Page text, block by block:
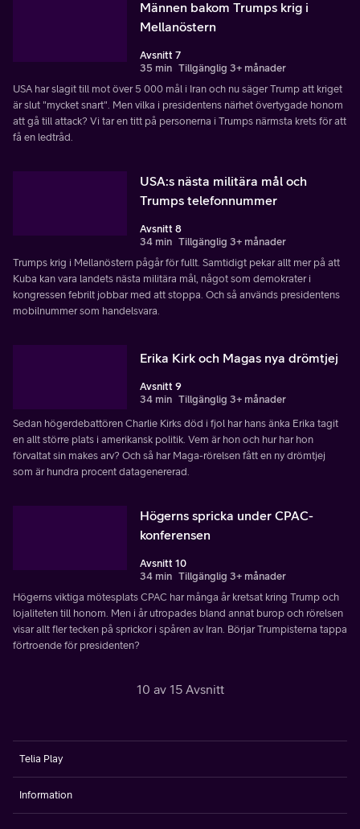
Männen bakom Trumps krig i
Mellanöstern
Avsnitt 7
35 min Tillgänglig 3+ månader
USA har slagit till mot över 5 000 mål i Iran och nu säger Trump att kriget
är slut "mycket snart". Men vilka i presidentens närhet övertygade honom
att gå till attack? Vi tar en titt på personerna i Trumps närmsta krets för att
få en ledtråd.
USA:s nästa militära mål och
Trumps telefonnummer
Avsnitt 8
34 min Tillgänglig 3+ månader
Trumps krig i Mellanöstern pågår för fullt. Samtidigt pekar allt mer på att
Kuba kan vara landets nästa militära mål, något som demokrater i
kongressen febrilt jobbar med att stoppa. Och så används presidentens
mobilnummer som handelsvara.
Erika Kirk och Magas nya drömtjej
Avsnitt 9
34 min Tillgänglig 3+ månader
Sedan högerdebattören Charlie Kirks död i fjol har hans änka Erika tagit
en allt större plats i amerikansk politik. Vem är hon och hur har hon
förvaltat sin makes arv? Och så har Maga-rörelsen fått en ny drömtjej
som är hundra procent datagenererad.
Högerns spricka under CPAC-
konferensen
Avsnitt 10
34 min Tillgänglig 3+ månader
Högerns viktiga mötesplats CPAC har många år kretsat kring Trump och
lojaliteten till honom. Men i år utropades bland annat burop och rörelsen
visar allt fler tecken på sprickor i spåren av Iran. Börjar Trumpisterna tappa
förtroende för presidenten?
10 av 15 Avsnitt
Telia Play
Information